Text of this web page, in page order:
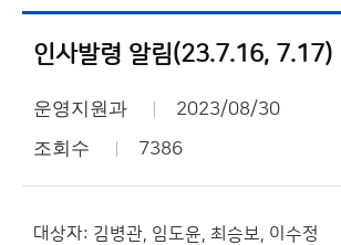
인사발령 알림(23.7.16, 7.17)
운영지원과 2023/08/30
조회수 7386
대상자: 김병관, 임도윤, 최승보, 이수정